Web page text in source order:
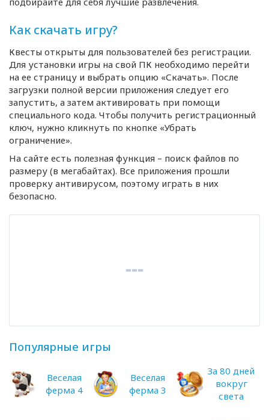
Как скачать игру?
Квесты открыты для пользователей без регистрации.
Для установки игры на свой ПК необходимо перейти
на ее страницу и выбрать опцию «Скачать». После
загрузки полной версии приложения следует его
запустить, а затем активировать при помощи
специального кода. Чтобы получить регистрационный
ключ, нужно кликнуть по кнопке «Убрать
ограничение».
На сайте есть полезная функция – поиск файлов по
размеру (в мегабайтах). Все приложения прошли
проверку антивирусом, поэтому играть в них
безопасно.
Популярные игры
Веселая
ферма 4
Веселая
ферма 3
За 80 дней
вокруг
света